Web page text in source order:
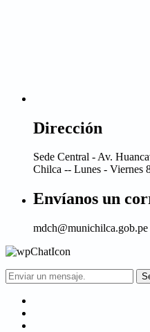
Dirección
Sede Central - Av.
Chilca -- Lunes -
Envíanos un
mdch@munichilca.gob.pe